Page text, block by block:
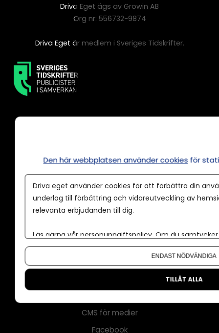
Driva Eget ägs av Growin AB
Org nr: 556732-9874
Driva Eget är medlem i Sveriges Tidskrifter.
Annonsera
Om cookies
Våra användarvillkor
Policy för AI
Tillgänglighet
CMS för medier
Facebook
Den här webbplatsen använder cookies för
Driva eget använder cookies för att förbättra din
underlag till förbättring och vidareutveckling av
relevanta erbjudanden till dig.
Läs gärna vår personuppgiftspolicy. Om du
Om du vill ändra ditt val i efterhand hittar du den
ENDAST NÖDVÄNDIGA
TILLÅT ALLA